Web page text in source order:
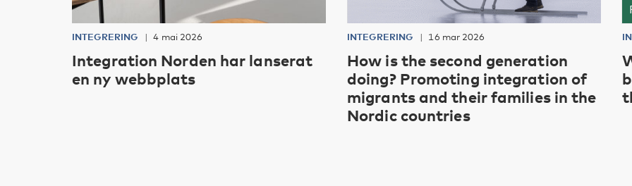
INTEGRERING 4 mai 2026
Integration Norden har lanserat
en ny webbplats
INTEGRERING 16 mar 2026
How is the second generation
doing? Promoting integration of
migrants and their families in the
Nordic countries